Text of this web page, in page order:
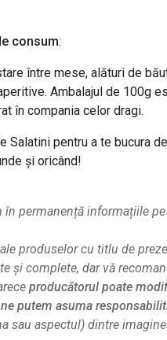
consum:
între mese, alături de
Ambalajul de 100g
în compania celor dragi.
Salatini pentru a te bucura
și oricând!
permanență informațiile pe
produselor cu titlu de
și complete, dar vă
producătorul poate
putem asuma
sau aspectul) dintre